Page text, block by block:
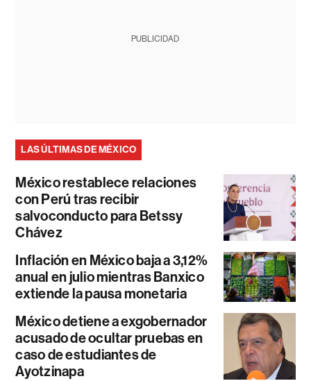
PUBLICIDAD
LAS ÚLTIMAS DE MÉXICO
México restablece relaciones
con Perú tras recibir
salvoconducto para Betssy
Chávez
Inflación en México baja a 3,12%
anual en julio mientras Banxico
extiende la pausa monetaria
México detiene a exgobernador
acusado de ocultar pruebas en
caso de estudiantes de
Ayotzinapa